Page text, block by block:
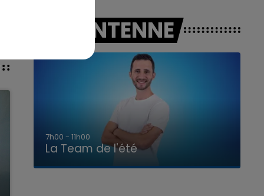
A L'ANTENNE
7h00 - 11h00
La Team de l'été